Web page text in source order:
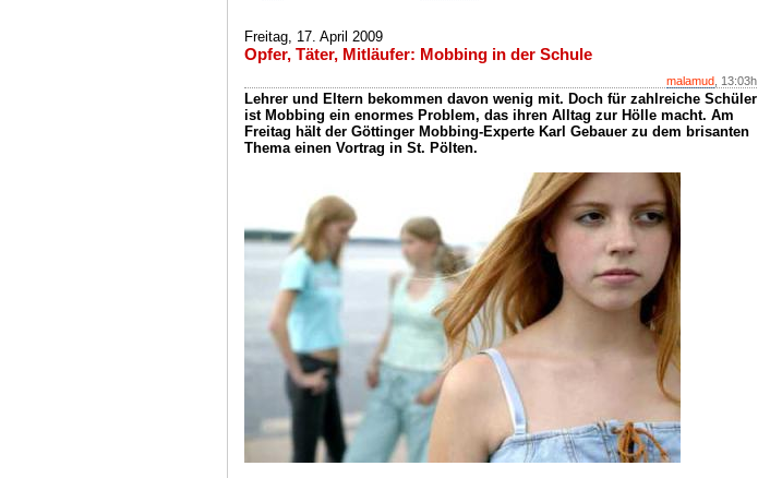
Freitag, 17. April 2009
Opfer, Täter, Mitläufer: Mobbing in der Schule
malamud , 13:03h
Lehrer und Eltern bekommen davon wenig mit. Doch für zahlreiche Schüler
ist Mobbing ein enormes Problem, das ihren Alltag zur Hölle macht. Am
Freitag hält der Göttinger Mobbing-Experte Karl Gebauer zu dem brisanten
Thema einen Vortrag in St. Pölten.